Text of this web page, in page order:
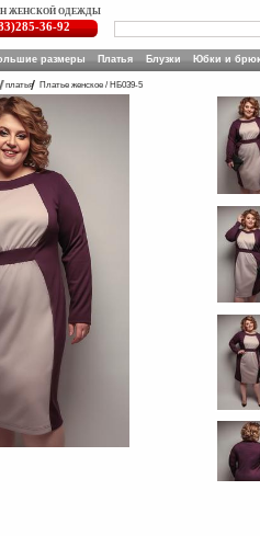
ЖЕНСКОЙ ОДЕЖДЫ
36-92
размеры Платья Блузки Юбки и
платья Платье женское / НБ039-5